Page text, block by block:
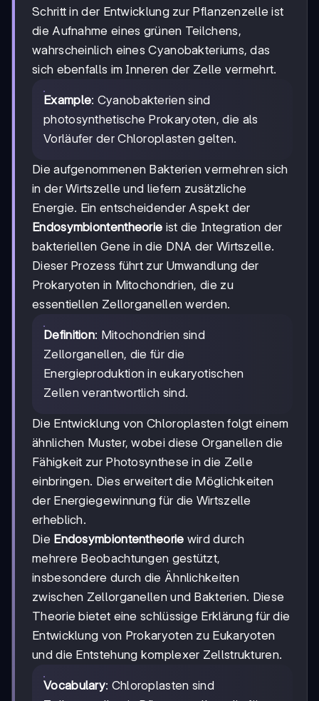
Schritt in der Entwicklung zur Pflanzenzelle ist
die Aufnahme eines grünen Teilchens,
wahrscheinlich eines Cyanobakteriums, das
sich ebenfalls im Inneren der Zelle vermehrt.
Example: Cyanobakterien sind
photosynthetische Prokaryoten, die als
Vorläufer der Chloroplasten gelten.
Die aufgenommenen Bakterien vermehren sich
in der Wirtszelle und liefern zusätzliche
Energie. Ein entscheidender Aspekt der
Endosymbiontentheorie ist die Integration der
bakteriellen Gene in die DNA der Wirtszelle.
Dieser Prozess führt zur Umwandlung der
Prokaryoten in Mitochondrien, die zu
essentiellen Zellorganellen werden.
Definition: Mitochondrien sind
Zellorganellen, die für die
Energieproduktion in eukaryotischen
Zellen verantwortlich sind.
Die Entwicklung von Chloroplasten folgt einem
ähnlichen Muster, wobei diese Organellen die
Fähigkeit zur Photosynthese in die Zelle
einbringen. Dies erweitert die Möglichkeiten
der Energiegewinnung für die Wirtszelle
erheblich.
Die Endosymbiontentheorie wird durch
mehrere Beobachtungen gestützt,
insbesondere durch die Ähnlichkeiten
zwischen Zellorganellen und Bakterien. Diese
Theorie bietet eine schlüssige Erklärung für die
Entwicklung von Prokaryoten zu Eukaryoten
und die Entstehung komplexer Zellstrukturen.
Vocabulary: Chloroplasten sind